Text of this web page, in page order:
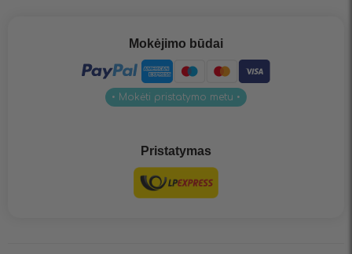
Mokėjimo būdai
• Mokėti pristatymo metu •
Pristatymas